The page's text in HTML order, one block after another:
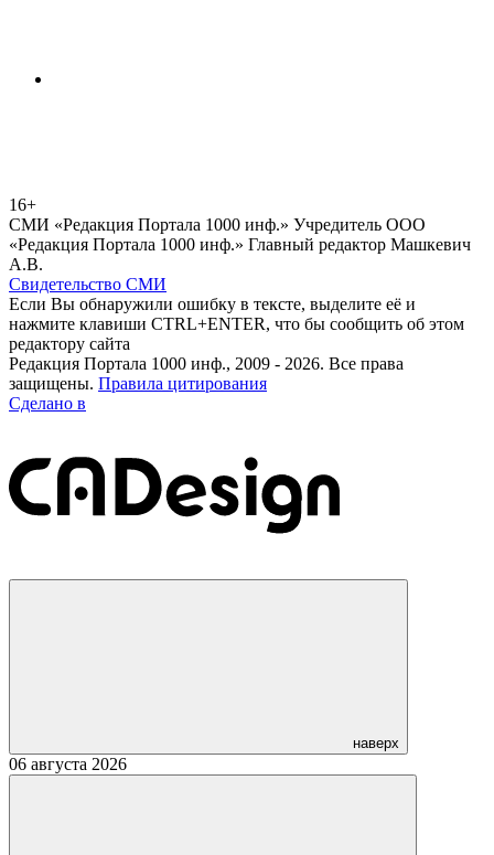
16+
СМИ «Редакция Портала 1000 инф.» Учредитель ООО
«Редакция Портала 1000 инф.» Главный редактор Машкевич
А.В.
Свидетельство СМИ
Если Вы обнаружили ошибку в тексте, выделите её и
нажмите клавиши CTRL+ENTER, что бы сообщить об этом
редактору сайта
Редакция Портала 1000 инф., 2009 - 2026. Все права
защищены. Правила цитирования
Сделано в
наверх
06 августа 2026